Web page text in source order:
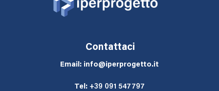
Contattaci
Email: info@iperprogetto.it
Tel: +39 091 547797